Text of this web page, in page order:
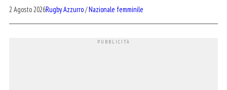
2 Agosto 2026Rugby Azzurro/Nazionale femminile